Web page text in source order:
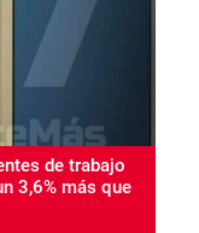
de trabajo
3,6% más que